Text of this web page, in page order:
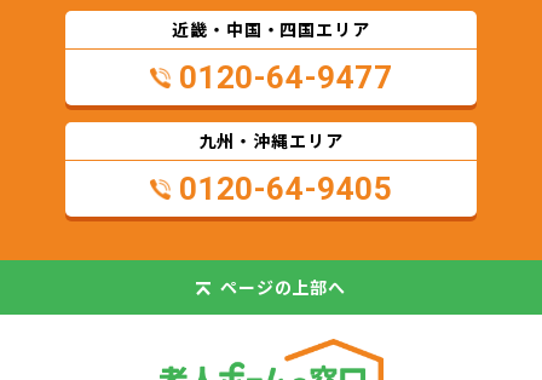
近畿・中国・四国エリア
0120-64-9477
九州・沖縄エリア
0120-64-9405
ページの 上部へ